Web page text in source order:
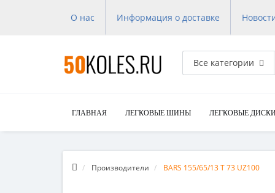
О нас Информация о доставке
Все категории
ГЛАВНАЯ ЛЕГКОВЫЕ ШИНЫ ЛЕГКОВЫЕ
Производители BARS 155/65/13 T 73 UZ100